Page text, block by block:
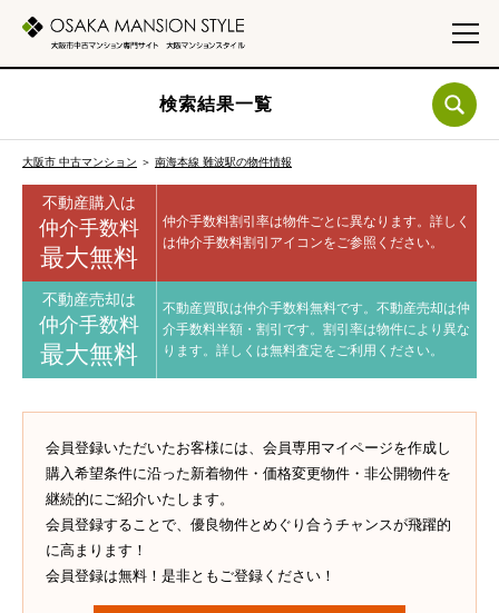
検索結果一覧
大阪市 中古マンション ＞ 南海本線 難波駅の物件情報
不動産購入は
仲介手数料
最大無料
仲介手数料割引率は物件ごとに異なります。 詳しく
は仲介手数料割引アイコンをご参照ください。
不動産売却は
仲介手数料
最大無料
不動産買取は仲介手数料無料です。 不動産売却は仲
介手数料半額・割引です。 割引率は物件により異な
ります。 詳しくは無料査定をご利用ください。
会員登録いただいたお客様には、会員専用マイページを作成し
購入希望条件に沿った新着物件・価格変更物件・非公開物件を
継続的にご紹介いたします。
会員登録することで、優良物件とめぐり合うチャンスが飛躍的
に高まります！
会員登録は無料！是非ともご登録ください！